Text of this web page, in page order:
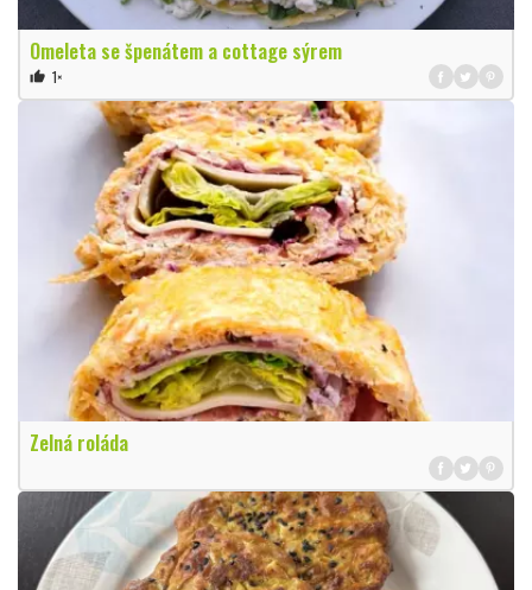
Omeleta se špenátem a cottage sýrem
thumb_up 1×
Zelná roláda